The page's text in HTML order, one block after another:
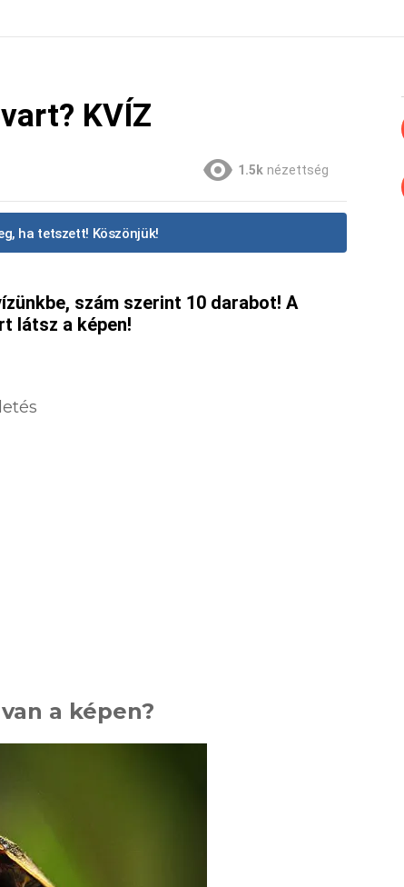
KVÍZ
1.5k nézettség
ha tetszett! Köszönjük!
szám szerint 10 darabot! A
látsz a képen!
a képen?